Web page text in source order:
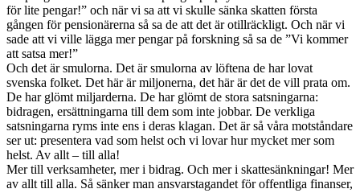
för lite pengar!” och när vi sa att vi skulle sänka skatten första
gången för pensionärerna så sa de att det är otillräckligt. Och när vi
sade att vi ville lägga mer pengar på forskning så sa de ”Vi kommer
att satsa mer!”
Och det är smulorna. Det är smulorna av löftena de har lovat
svenska folket. Det här är miljonerna, det här är det de vill prata om.
De har glömt miljarderna. De har glömt de stora satsningarna:
bidragen, ersättningarna till dem som inte jobbar. De verkliga
satsningarna ryms inte ens i deras klagan. Det är så våra motståndare
ser ut: presentera vad som helst och vi lovar hur mycket mer som
helst. Av allt – till alla!
Mer till verksamheter, mer i bidrag. Och mer i skattesänkningar! Mer
av allt till alla. Så sänker man ansvarstagandet för offentliga finanser,